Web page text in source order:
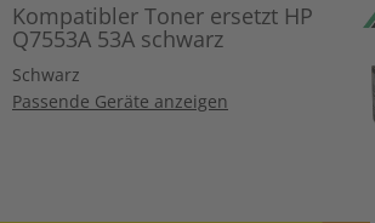
Kompatibler Toner ersetzt HP
Q7553A 53A schwarz
Schwarz
Passende Geräte anzeigen